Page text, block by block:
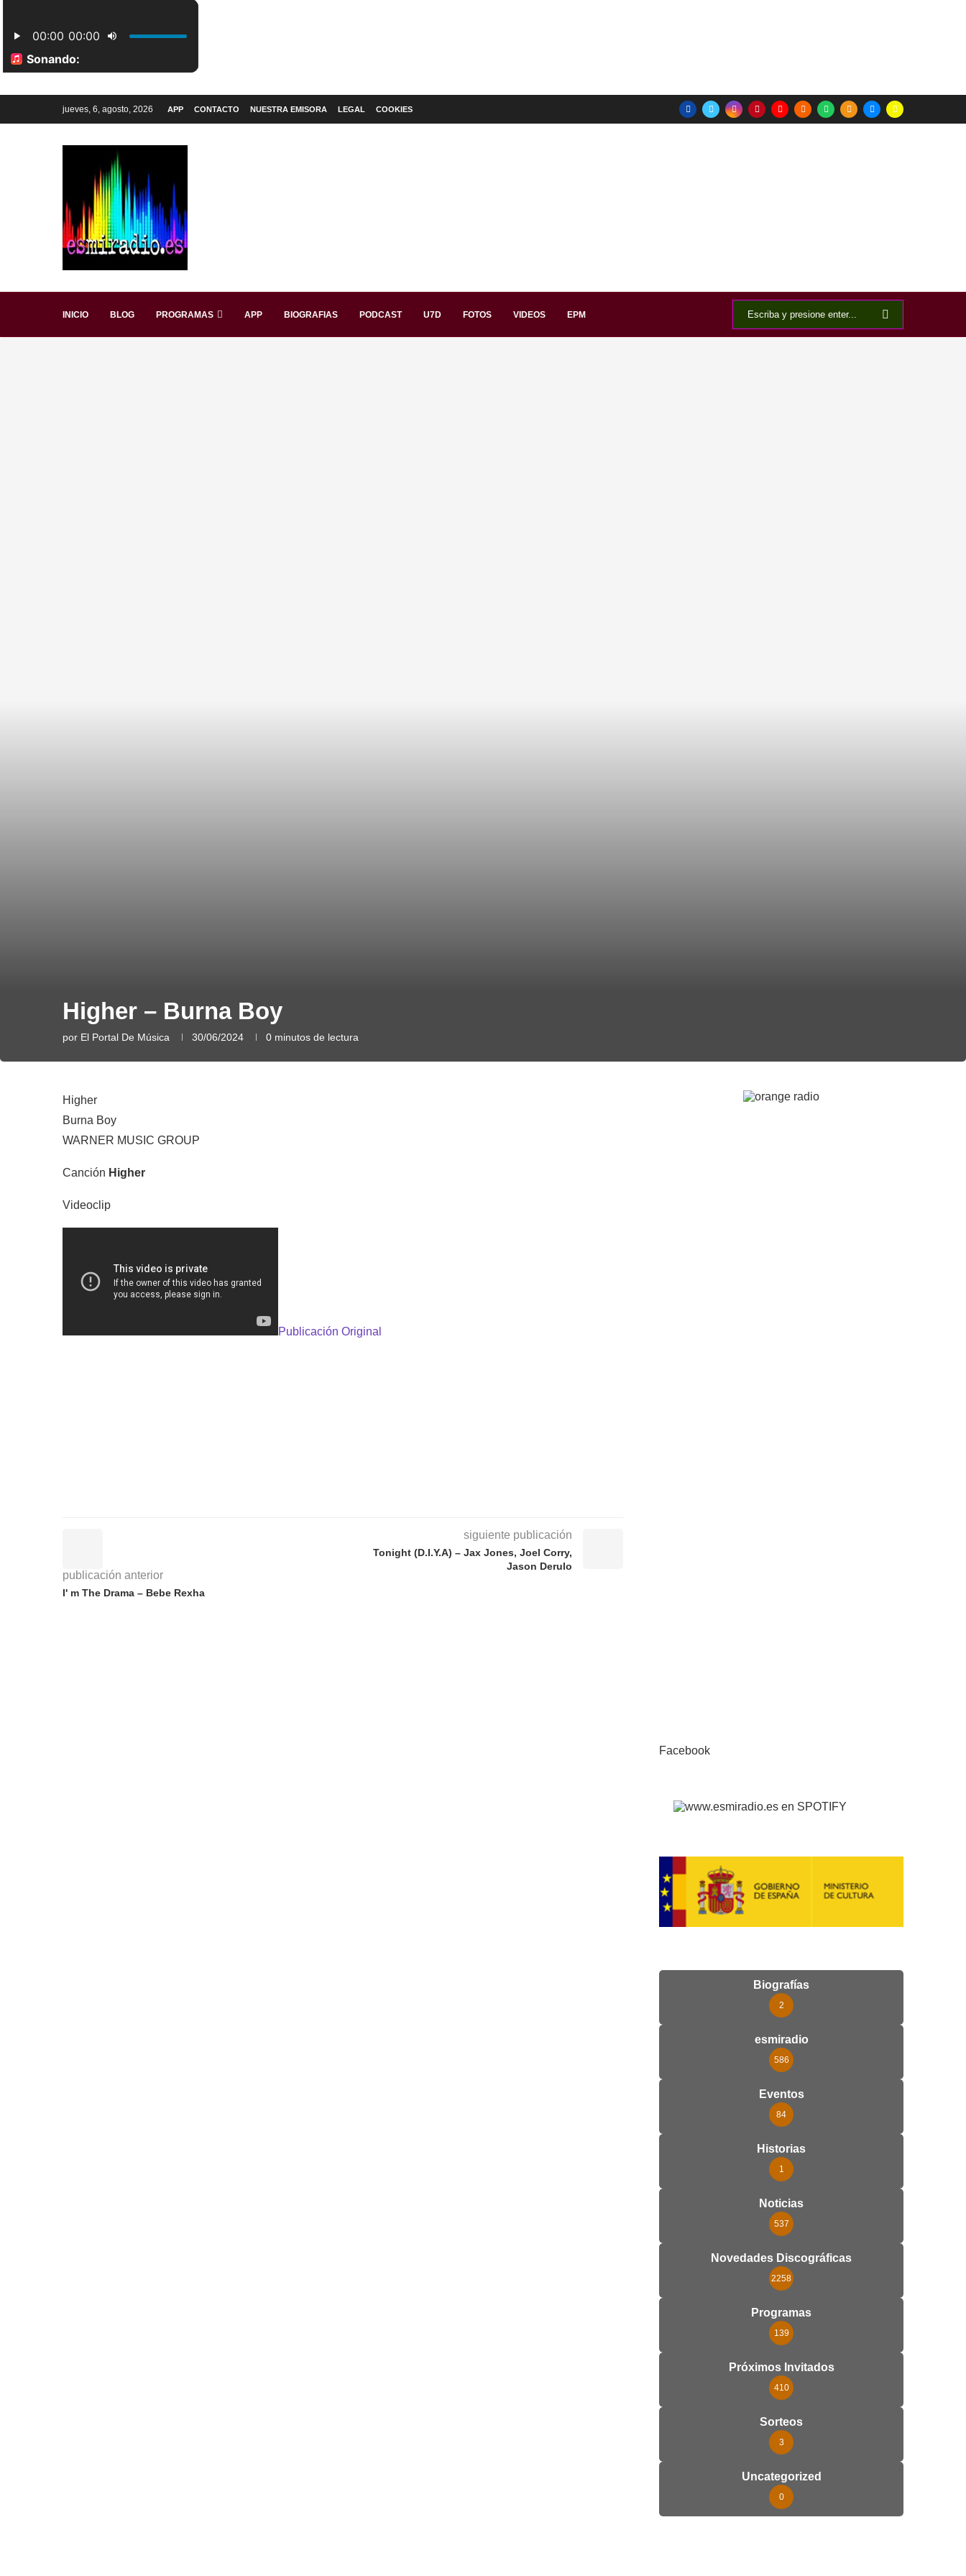
jueves, 6, agosto, 2026 APP CONTACTO NUESTRA EMISORA LEGAL COOKIES
INICIO BLOG PROGRAMAS APP BIOGRAFIAS PODCAST U7D FOTOS VIDEOS EPM
Higher – Burna Boy
por El Portal De Música 30/06/2024 0 minutos de lectura
Higher
Burna Boy
WARNER MUSIC GROUP
Canción Higher
Videoclip
Publicación Original
publicación anterior
I' m The Drama – Bebe Rexha
siguiente publicación
Tonight (D.I.Y.A) – Jax Jones, Joel Corry,
Jason Derulo
Facebook
Biografías
2
esmiradio
586
Eventos
84
Historias
1
Noticias
537
Novedades Discográficas
2258
Programas
139
Próximos Invitados
410
Sorteos
3
Uncategorized
0